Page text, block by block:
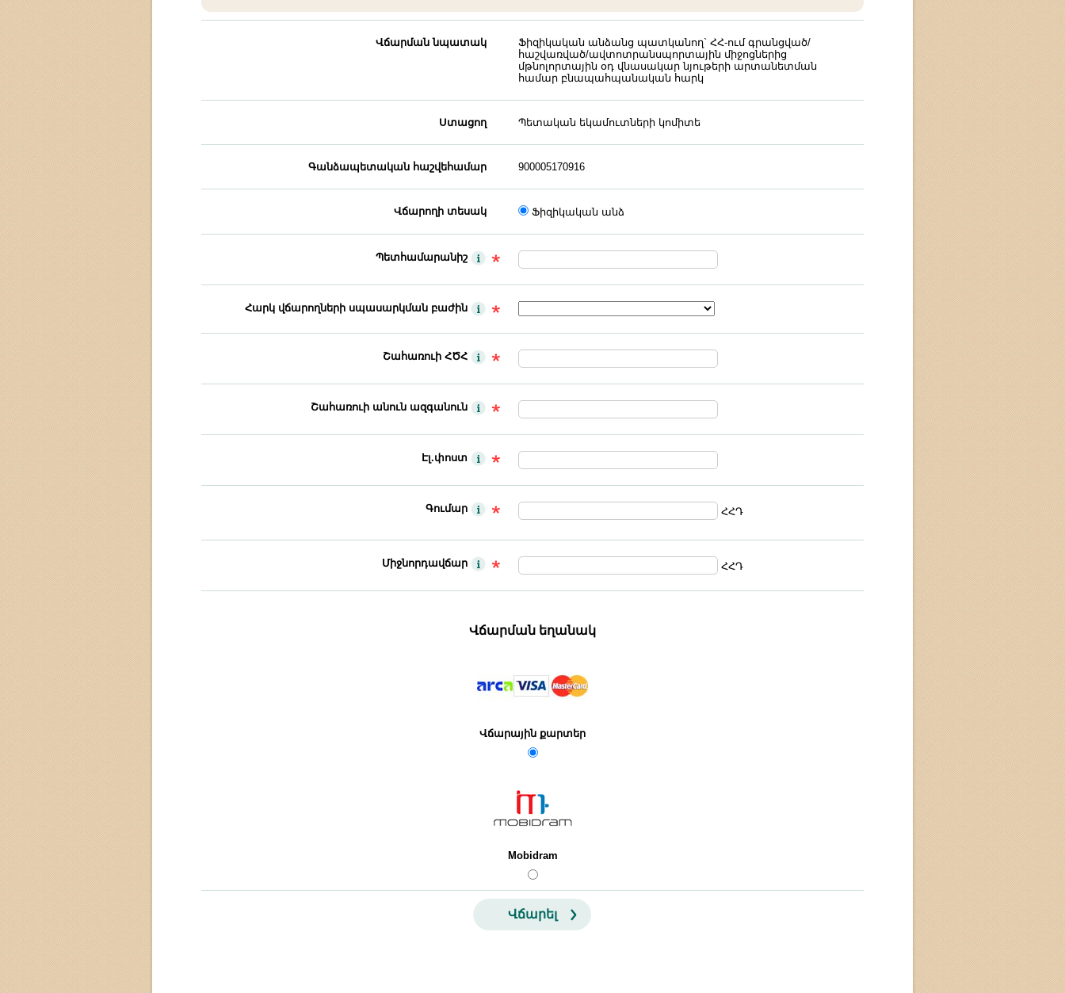
Վճարման նպատակ
Ֆիզիկական անձանց պատկանող` ՀՀ-ում գրանցված/
հաշվառված/ավտոտրանսպորտային միջոցներից
մթնոլորտային օդ վնասակար նյութերի արտանետման
համար բնապահպանական հարկ
Ստացող Պետական եկամուտների կոմիտե
Գանձապետական հաշվեհամար 900005170916
Վճարողի տեսակ Ֆիզիկական անձ
Պետհամարանիշ
Հարկ վճարողների սպասարկման բաժին
Շահառուի ՀԾՀ
Շահառուի անուն ազգանուն
Էլ.փոստ
Գումար ՀՀԴ
Միջնորդավճար ՀՀԴ
Վճարման եղանակ
Վճարային քարտեր
Mobidram
Վճարել